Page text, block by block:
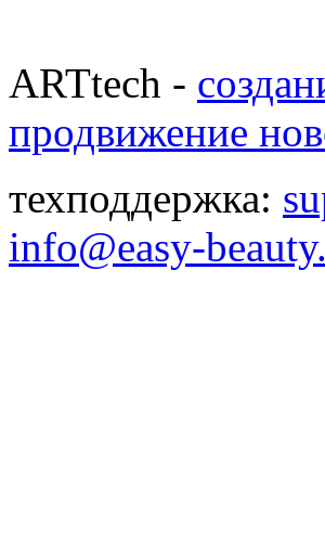
ARTtech -
продвижение
техподдержка:
info@easy-